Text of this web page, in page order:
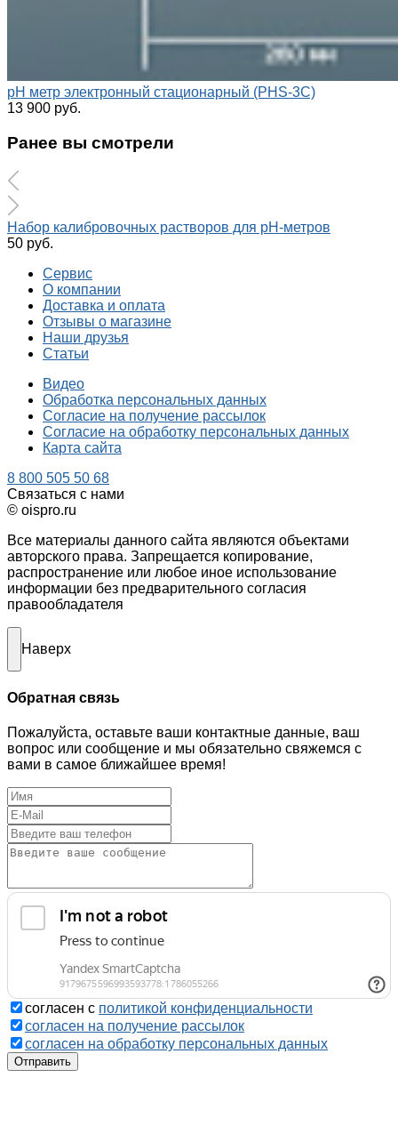
pH метр электронный стационарный (PHS-3C)
13 900 руб.
Ранее вы смотрели
Набор калибровочных растворов для pH-метров
50 руб.
Сервис
О компании
Доставка и оплата
Отзывы о магазине
Наши друзья
Статьи
Видео
Обработка персональных данных
Согласие на получение рассылок
Согласие на обработку персональных данных
Карта сайта
8 800 505 50 68
Связаться с нами
© oispro.ru
Все материалы данного сайта являются объектами
авторского права. Запрещается копирование,
распространение или любое иное использование
информации без предварительного согласия
правообладателя
Наверх
Обратная связь
Пожалуйста, оставьте ваши контактные данные, ваш
вопрос или сообщение и мы обязательно свяжемся с
вами в самое ближайшее время!
согласен с политикой конфиденциальности
согласен на получение рассылок
согласен на обработку персональных данных
Отправить